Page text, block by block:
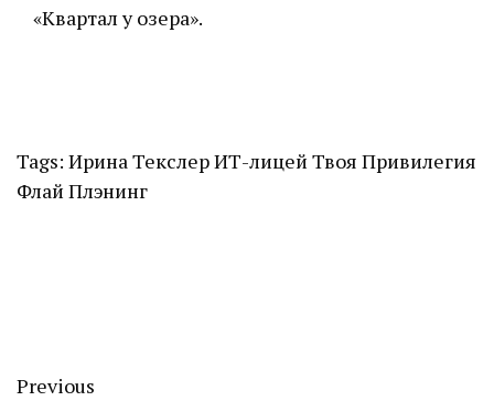
«Квартал у озера».
Tags: Ирина ТекслерИТ-лицей Твоя Привилегия
Флай Плэнинг
Previous